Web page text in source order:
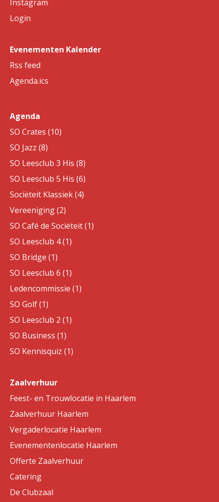
Instagram
Login
Evenementen Kalender
Rss feed
Agenda.ics
Agenda
SO Crates (10)
SO Jazz (8)
SO Leesclub 3 His (8)
SO Leesclub 5 His (6)
Sociëteit Klassiek (4)
Vereeniging (2)
SO Café de Sociëteit (1)
SO Leesclub 4 (1)
SO Bridge (1)
SO Leesclub 6 (1)
Ledencommissie (1)
SO Golf (1)
SO Leesclub 2 (1)
SO Business (1)
SO Kennisquiz (1)
Zaalverhuur
Feest- en Trouwlocatie in Haarlem
Zaalverhuur Haarlem
Vergaderlocatie Haarlem
Evenementenlocatie Haarlem
Offerte Zaalverhuur
Catering
De Clubzaal